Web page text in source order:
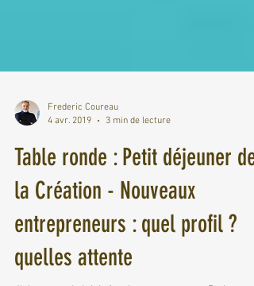
Frederic Coureau
4 avr. 2019
3 min de lecture
Table ronde : Petit déjeuner de
la Création - Nouveaux
entrepreneurs : quel profil ?